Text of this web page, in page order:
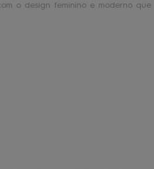
o design feminino e moderno que